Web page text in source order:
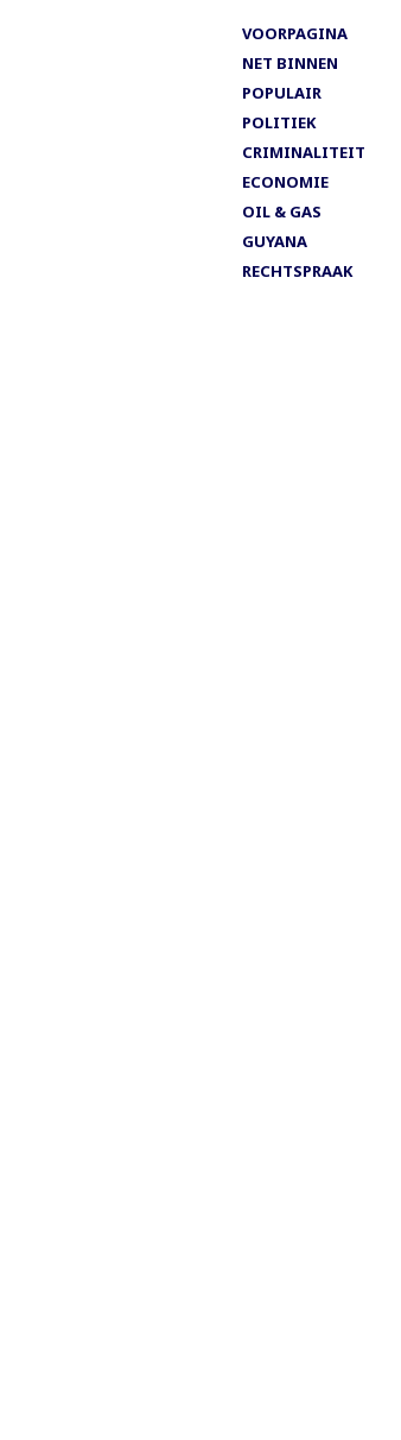
VOORPAGINA
NET BINNEN
POPULAIR
POLITIEK
CRIMINALITEIT
ECONOMIE
OIL & GAS
GUYANA
RECHTSPRAAK